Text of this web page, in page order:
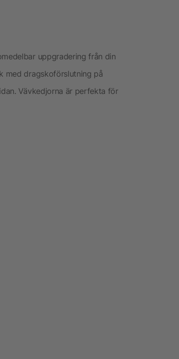
uppgradering från din
med dragskoförslutning på
Vävkedjorna är perfekta för